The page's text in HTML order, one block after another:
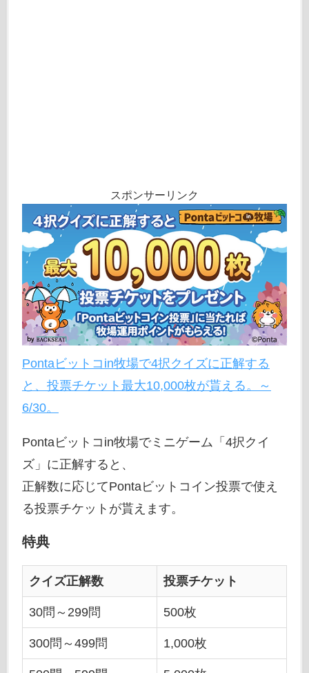
スポンサーリンク
Pontaビットコin牧場で4択クイズに正解する
と、投票チケット最大10,000枚が貰える。～
6/30。
Pontaビットコin牧場でミニゲーム「4択クイ
ズ」に正解すると、
正解数に応じてPontaビットコイン投票で使え
る投票チケットが貰えます。
特典
クイズ正解数 投票チケット
30問～299問 500枚
300問～499問 1,000枚